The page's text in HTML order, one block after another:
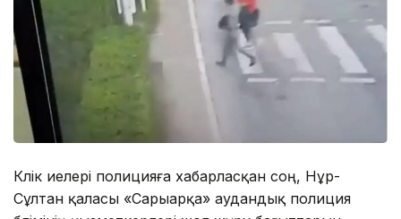
Көлік иелері полицияға хабарласқан соң, Нұр-
Сұлтан қаласы «Сарыарқа» аудандық полиция